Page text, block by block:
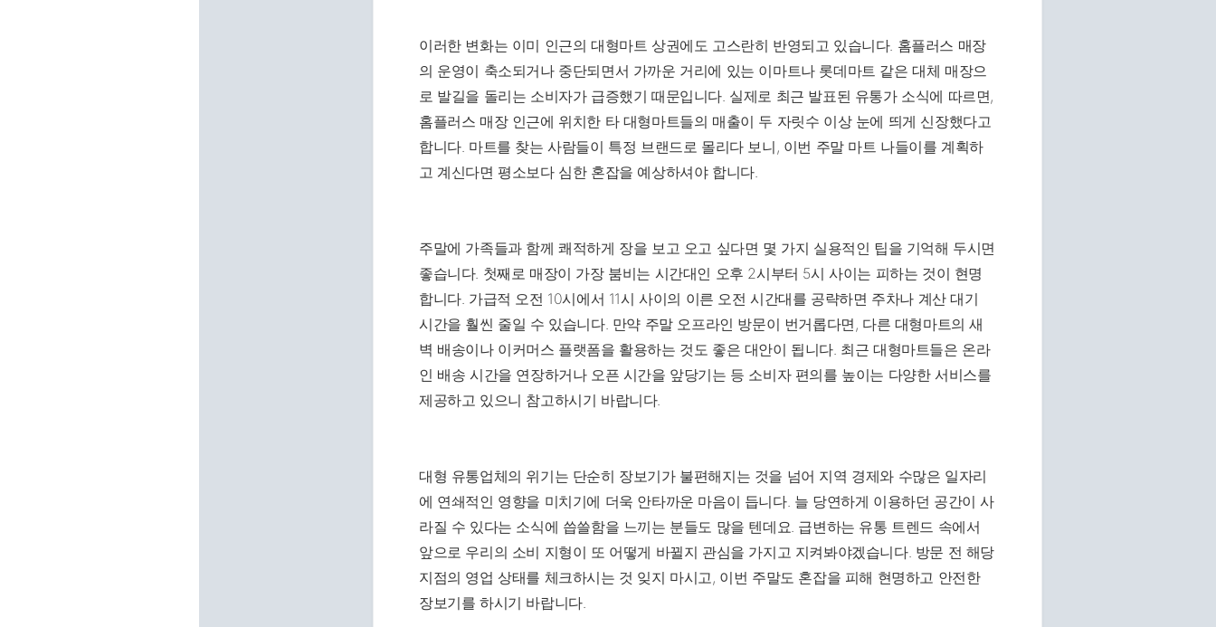
이러한 변화는 이미 인근의 대형마트 상권에도 고스란히 반영되고 있습니다. 홈플러스 매장
의 운영이 축소되거나 중단되면서 가까운 거리에 있는 이마트나 롯데마트 같은 대체 매장으
로 발길을 돌리는 소비자가 급증했기 때문입니다. 실제로 최근 발표된 유통가 소식에 따르면,
홈플러스 매장 인근에 위치한 타 대형마트들의 매출이 두 자릿수 이상 눈에 띄게 신장했다고
합니다. 마트를 찾는 사람들이 특정 브랜드로 몰리다 보니, 이번 주말 마트 나들이를 계획하
고 계신다면 평소보다 심한 혼잡을 예상하셔야 합니다.
주말에 가족들과 함께 쾌적하게 장을 보고 오고 싶다면 몇 가지 실용적인 팁을 기억해 두시면
좋습니다. 첫째로 매장이 가장 붐비는 시간대인 오후 2시부터 5시 사이는 피하는 것이 현명
합니다. 가급적 오전 10시에서 11시 사이의 이른 오전 시간대를 공략하면 주차나 계산 대기
시간을 훨씬 줄일 수 있습니다. 만약 주말 오프라인 방문이 번거롭다면, 다른 대형마트의 새
벽 배송이나 이커머스 플랫폼을 활용하는 것도 좋은 대안이 됩니다. 최근 대형마트들은 온라
인 배송 시간을 연장하거나 오픈 시간을 앞당기는 등 소비자 편의를 높이는 다양한 서비스를
제공하고 있으니 참고하시기 바랍니다.
대형 유통업체의 위기는 단순히 장보기가 불편해지는 것을 넘어 지역 경제와 수많은 일자리
에 연쇄적인 영향을 미치기에 더욱 안타까운 마음이 듭니다. 늘 당연하게 이용하던 공간이 사
라질 수 있다는 소식에 씁쓸함을 느끼는 분들도 많을 텐데요. 급변하는 유통 트렌드 속에서
앞으로 우리의 소비 지형이 또 어떻게 바뀔지 관심을 가지고 지켜봐야겠습니다. 방문 전 해당
지점의 영업 상태를 체크하시는 것 잊지 마시고, 이번 주말도 혼잡을 피해 현명하고 안전한
장보기를 하시기 바랍니다.